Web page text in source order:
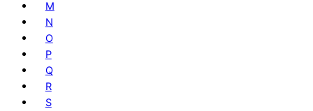
M
N
O
P
Q
R
S